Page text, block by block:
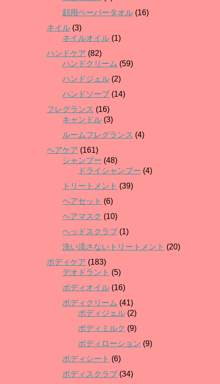
顔用ペーパータオル (16)
ネイル (3)
ネイルオイル (1)
ハンドケア (82)
ハンドクリーム (59)
ハンドジェル (2)
ハンドソープ(14)
フレグランス (16)
キャンドル (3)
ルームフレグランス (4)
ヘアケア (161)
シャンプー (48)
ドライシャンプー (4)
トリートメント (39)
ヘアセット (6)
ヘアマスク (10)
ヘッドスクラブ (1)
洗い流さないトリートメント (20)
ボディケア (183)
デオドラント (5)
ボディオイル (16)
ボディクリーム (41)
ボディジェル (2)
ボディミルク (9)
ボディローション (9)
ボディシート (6)
ボディスクラブ (34)